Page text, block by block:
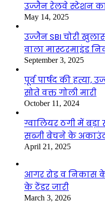
उज्जैन रेलवे स्टेशन
May 14, 2025
उज्जैन SBI चोरी
वाला मास्टरमाइंड
September 3, 2025
पूर्व पार्षद की
सोते वक्त गोली मारी
October 11, 2024
ग्वालियर ठगी में
सब्जी बेचने के
April 21, 2025
आगर रोड व निकास के
के टेंडर जारी
March 3, 2026